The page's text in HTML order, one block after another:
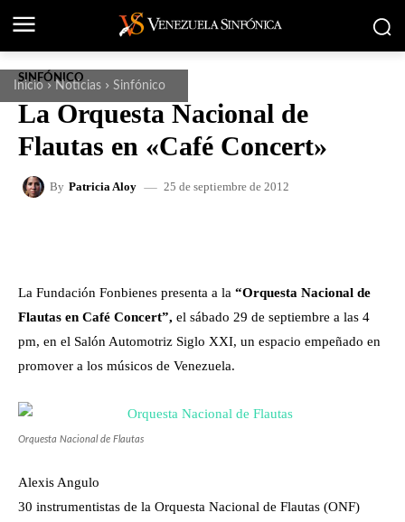
Inicio Noticias Sinfónico
SINFÓNICO
La Orquesta Nacional de
Flautas en «Café Concert»
By Patricia Aloy 25 de septiembre de 2012
La Fundación Fonbienes presenta a la “Orquesta Nacional de
Flautas en Café Concert”, el sábado 29 de septiembre a las 4
pm, en el Salón Automotriz Siglo XXI, un espacio empeñado en
promover a los músicos de Venezuela.
Orquesta Nacional de Flautas
Alexis Angulo
30 instrumentistas de la Orquesta Nacional de Flautas (ONF)